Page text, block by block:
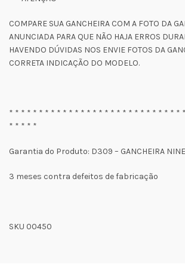
COMPARE SUA GANCHEIRA COM A FOTO DA
ANUNCIADA PARA QUE NÃO HAJA ERROS
HAVENDO DÚVIDAS NOS ENVIE FOTOS DA
CORRETA INDICAÇÃO DO MODELO.
* * * * * * * * * * * * * * * * * * * * * * * * * * * * *
* * * * *
Garantia do Produto: D309 – GANCHEIRA
3 meses contra defeitos de fabricação
SKU 00450